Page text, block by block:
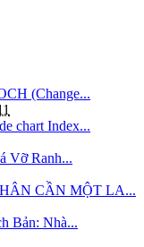
(Change...
chart Index...
Vỡ Ranh...
CẦN MỘT LA...
Bản: Nhà...